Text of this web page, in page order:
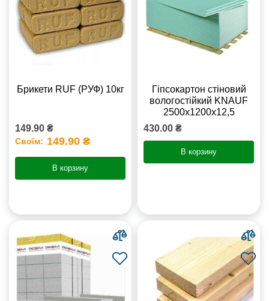
Брикети RUF (РУФ) 10кг
149.90 ₴
Своїм: 149.90 ₴
В корзину
Гіпсокартон стіновий
вологостійкий KNAUF
2500х1200х12,5
430.00 ₴
В корзину